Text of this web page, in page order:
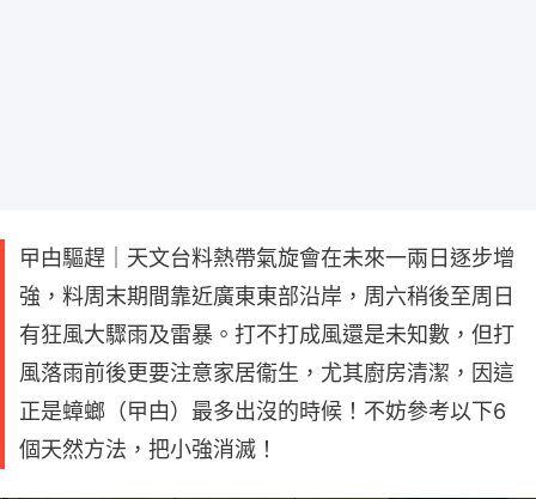
曱甴驅趕｜天文台料熱帶氣旋會在未來一兩日逐步增
強，料周末期間靠近廣東東部沿岸，周六稍後至周日
有狂風大驟雨及雷暴。打不打成風還是未知數，但打
風落雨前後更要注意家居衞生，尤其廚房清潔，因這
正是蟑螂（曱甴）最多出沒的時候！不妨參考以下6
個天然方法，把小強消滅！